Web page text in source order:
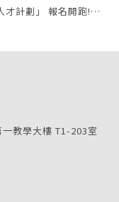
【徵才公告】緯創資通 「2022 MPT儲備人才計劃」 報名開跑! 履歷收件至4/17(日)
教學大樓 T1-203室